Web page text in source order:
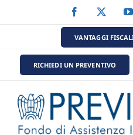
al
Facebook
VANTAGGI
RICHIEDI UN PREVENTIVO